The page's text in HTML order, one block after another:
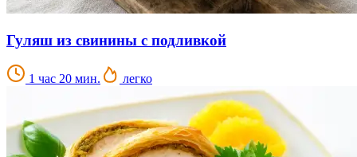
Гуляш из свинины с подливкой
1 час 20 мин. легко